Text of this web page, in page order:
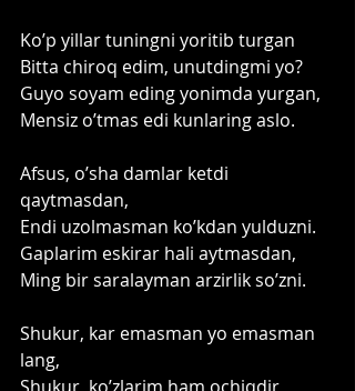
Koʼp yillar tuningni yoritib turgan
Bitta chiroq edim, unutdingmi yo?
Guyo soyam eding yonimda yurgan,
Mensiz oʼtmas edi kunlaring aslo.
Аfsus, oʼsha damlar ketdi
qaytmasdan,
Endi uzolmasman koʼkdan yulduzni.
Gaplarim eskirar hali aytmasdan,
Ming bir saralayman arzirlik soʼzni.
Shukur, kar emasman yo emasman
lang,